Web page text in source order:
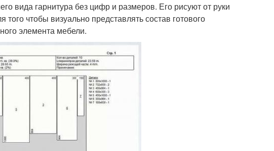
вида гарнитура без цифр и размеров. Его рисуют от руки
чтобы визуально представлять состав готового
элемента мебели.